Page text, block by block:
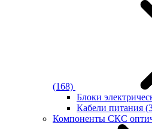
(168)
Блоки
Кабели питания
Компоненты СКС